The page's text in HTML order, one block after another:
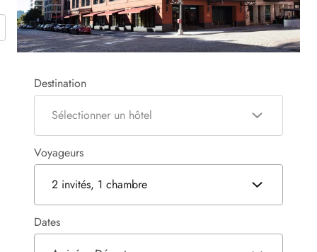
Destination
Sélectionner un hôtel
Voyageurs
2 invités, 1 chambre
Dates